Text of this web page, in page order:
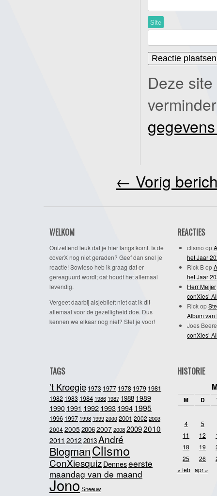
Site
Deze
← Vorig
WELKOM
Ontzettend leuk dat je hier langs komt. Is de
coverX nog niet geraden? Geef dan snel je
reactie! Sowieso heb ik graag dat er
gereaguurd wordt; dat houdt het allemaal
levendig.
Vergeet daarbij alsjeblieft niet dat ik dit
allemaal voor de gezelligheid doe. Dus
kennen we elkaar nog niet? Stel je voor!
REACTIES
clismo op
het Jaar
Rick Bop
het Jaar
Herr Meijer
conXies’
Rickop
Album van
Joes
conXies’
TAGS
't Kroegie 1973 1977 1978 1979 1981
1982 1983 1984 1986 1987 1988 1989
1990 1991 19921993 1994 1995
1996 1997 1998 1999 2000 2001 2002 2003
20042005 20062007200820092010
2011 2012 2013André
BlogmanClismo
ConXiesquiz Denneseerste
maandag van de maand
JonoSneeuw
HISTORIE
M D
4
5
11
12
18
19
25
26
« feb apr »